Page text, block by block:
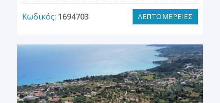
Κωδικός: 1694703 ΛΕΠΤΟΜΕΡΕΙΕΣ